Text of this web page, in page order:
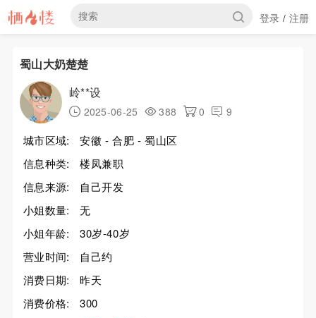
登录 / 注册
蜀山大奶楚楚
岭**设
2025-06-25 388 0 9
城市区域:
安徽 - 合肥 - 蜀山区
信息种类:
楼凤兼职
信息来源:
自己开发
小姐数量:
无
小姐年龄:
30岁-40岁
营业时间:
自己约
消费日期:
昨天
消费价格:
300